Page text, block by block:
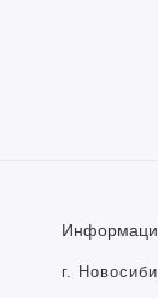
г.